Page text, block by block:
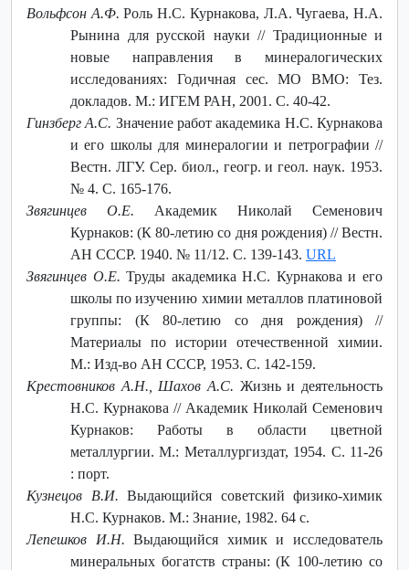
Вольфсон А.Ф. Роль Н.С. Курнакова, Л.А. Чугаева, Н.А.
Рынина для русской науки // Традиционные и
новые направления в минералогических
исследованиях: Годичная сес. МО ВМО: Тез.
докладов. М.: ИГЕМ РАН, 2001. С. 40-42.
Гинзберг А.С. Значение работ академика Н.С. Курнакова
и его школы для минералогии и петрографии //
Вестн. ЛГУ. Сер. биол., геогр. и геол. наук. 1953.
№ 4. С. 165-176.
Звягинцев О.Е. Академик Николай Семенович
Курнаков: (К 80-летию со дня рождения) // Вестн.
АН СССР. 1940. № 11/12. С. 139-143. URL
Звягинцев О.Е. Труды академика Н.С. Курнакова и его
школы по изучению химии металлов платиновой
группы: (К 80-летию со дня рождения) //
Материалы по истории отечественной химии.
М.: Изд-во АН СССР, 1953. С. 142-159.
Крестовников А.Н., Шахов А.С. Жизнь и деятельность
Н.С. Курнакова // Академик Николай Семенович
Курнаков: Работы в области цветной
металлургии. М.: Металлургиздат, 1954. С. 11-26
: порт.
Кузнецов В.И. Выдающийся советский физико-химик
Н.С. Курнаков. М.: Знание, 1982. 64 с.
Лепешков И.Н.Выдающийся химик и исследователь
минеральных богатств страны: (К 100-летию со